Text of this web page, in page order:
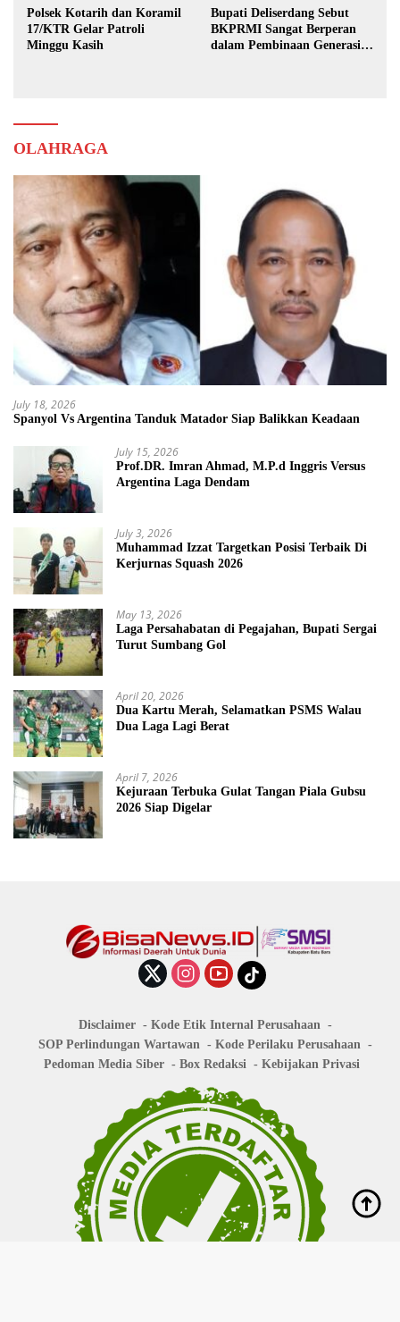
Polsek Kotarih dan Koramil
17/KTR Gelar Patroli
Minggu Kasih
Bupati Deliserdang Sebut
BKPRMI Sangat Berperan
dalam Pembinaan Generasi
OLAHRAGA
July 18, 2026
Spanyol Vs Argentina Tanduk Matador Siap Balikkan Keadaan
July 15, 2026
Prof.DR. Imran Ahmad, M.P.d Inggris Versus
Argentina Laga Dendam
July 3, 2026
Muhammad Izzat Targetkan Posisi Terbaik Di
Kerjurnas Squash 2026
May 13, 2026
Laga Persahabatan di Pegajahan, Bupati Sergai
Turut Sumbang Gol
April 20, 2026
Dua Kartu Merah, Selamatkan PSMS Walau
Dua Laga Lagi Berat
April 7, 2026
Kejuraan Terbuka Gulat Tangan Piala Gubsu
2026 Siap Digelar
Disclaimer
Kode Etik Internal Perusahaan
SOP Perlindungan Wartawan
Kode Perilaku Perusahaan
Pedoman Media Siber
Box Redaksi Kebijakan Privasi